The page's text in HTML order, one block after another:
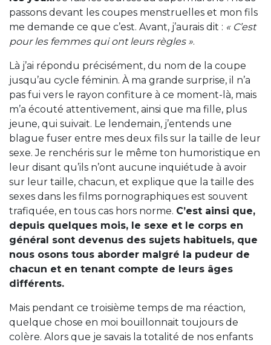
passons devant les coupes menstruelles et mon fils
me demande ce que c’est. Avant, j’aurais dit : « C’est
pour les femmes qui ont leurs règles ».
Là j’ai répondu précisément, du nom de la coupe
jusqu’au cycle féminin. À ma grande surprise, il n’a
pas fui vers le rayon confiture à ce moment-là, mais
m’a écouté attentivement, ainsi que ma fille, plus
jeune, qui suivait. Le lendemain, j’entends une
blague fuser entre mes deux fils sur la taille de leur
sexe. Je renchéris sur le même ton humoristique en
leur disant qu’ils n’ont aucune inquiétude à avoir
sur leur taille, chacun, et explique que la taille des
sexes dans les films pornographiques est souvent
trafiquée, en tous cas hors norme. C’est ainsi que,
depuis quelques mois, le sexe et le corps en
général sont devenus des sujets habituels, que
nous osons tous aborder malgré la pudeur de
chacun et en tenant compte de leurs âges
différents.
Mais pendant ce troisième temps de ma réaction,
quelque chose en moi bouillonnait toujours de
colère. Alors que je savais la totalité de nos enfants